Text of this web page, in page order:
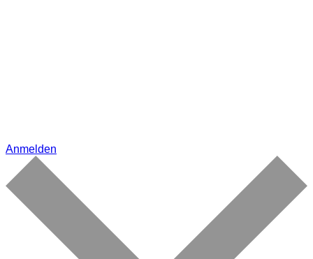
Anmelden